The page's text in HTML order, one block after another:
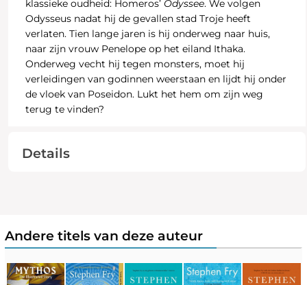
klassieke oudheid: Homeros’ Odyssee. We volgen
Odysseus nadat hij de gevallen stad Troje heeft
verlaten. Tien lange jaren is hij onderweg naar huis,
naar zijn vrouw Penelope op het eiland Ithaka.
Onderweg vecht hij tegen monsters, moet hij
verleidingen van godinnen weerstaan en lijdt hij onder
de vloek van Poseidon. Lukt het hem om zijn weg
terug te vinden?
Details
Andere titels van deze auteur